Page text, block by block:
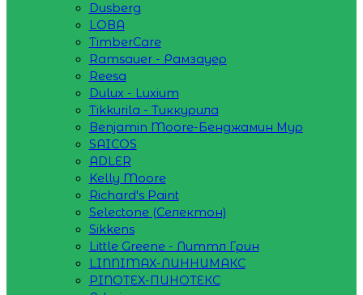
Dusberg
LOBA
TimberCare
Ramsauer - Рамзауер
Reesa
Dulux - Luxium
Tikkurila - Тиккурила
Benjamin Moore-Бенджамин Мур
SAICOS
ADLER
Kelly Moore
Richard's Paint
Selectone (Селектон)
Sikkens
Little Greene - Литтл Грин
LINNIMAX-ЛИННИМАКС
PINOTEX-ПИНОТЕКС